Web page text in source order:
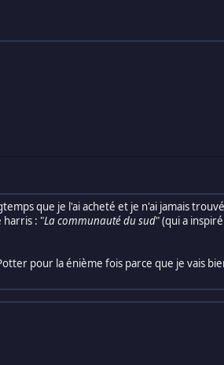
que je l'ai acheté et je n'ai jamais
harris : "La communauté du sud" (qui a
pour la énième fois parce que je vais